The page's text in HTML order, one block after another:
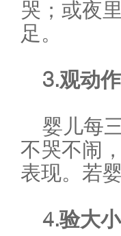
哭；或夜
足。
3.观动作
婴儿每
不哭不闹
表现。若
4.验大